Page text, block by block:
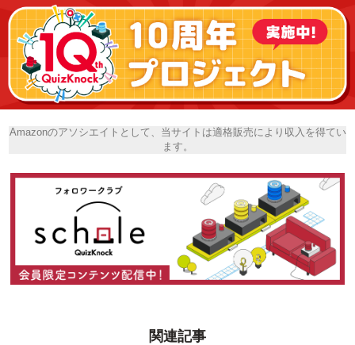
Amazonのアソシエイトとして、当サイトは適格販売により収入を得てい
ます。
関連記事